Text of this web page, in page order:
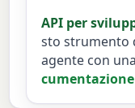
API per
sto strumento
agente con